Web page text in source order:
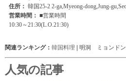
関連ランキング： 韓国料理 | 明洞 ミョンドン
人気の記事